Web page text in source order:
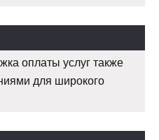
оплаты услуг также
для широкого